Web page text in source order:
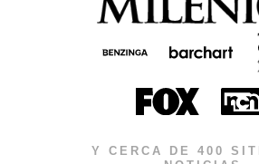
Y CERCA DE 400